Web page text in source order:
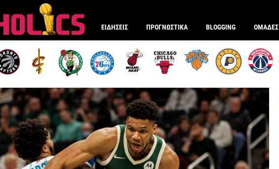
ΕΙΔΗΣΕΙΣ ΠΡΟΓΝΩΣΤΙΚΑ BLOGGING ΟΜΑΔΕΣ